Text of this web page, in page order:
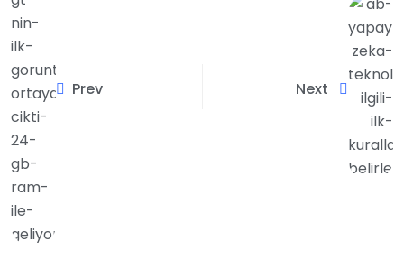
Prev Next